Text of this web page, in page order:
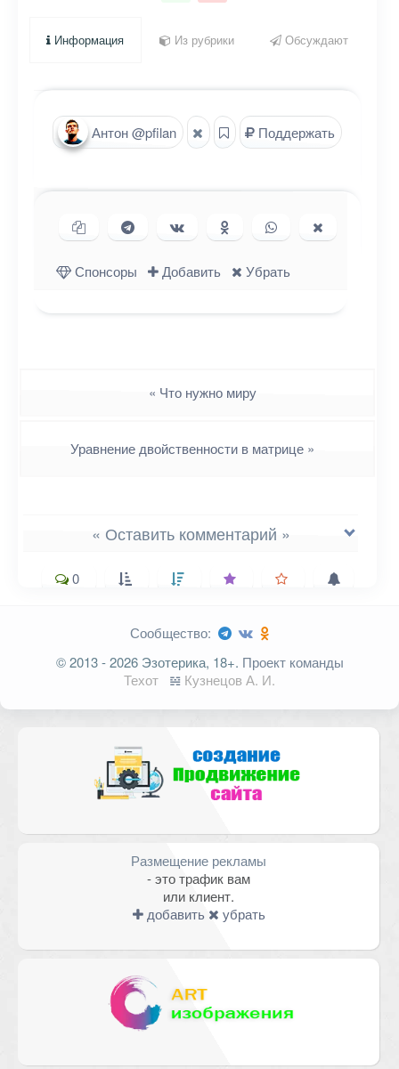
Информация Из рубрики Обсуждают
Антон @pfilan Поддержать
Копировать ссылку
Поделиться в Telegram
Поделиться ВКонтакте
Поделиться в
Одноклассниках
Поделиться в
WhatsApp
в X (Twitter)
Спонсоры
Добавить Убрать
« Что нужно миру
Уравнение двойственности в матрице »
« Оставить комментарий »
Ваш адрес email не будет
опубликован.
Обязательные поля
Email *
0
Сообщество:
© 2013 - 2026 Эзотерика, 18+. Проект команды
Техот
𝌴 Кузнецов А. И.
Размещение рекламы
- это трафик вам
или клиент.
добавить
убрать